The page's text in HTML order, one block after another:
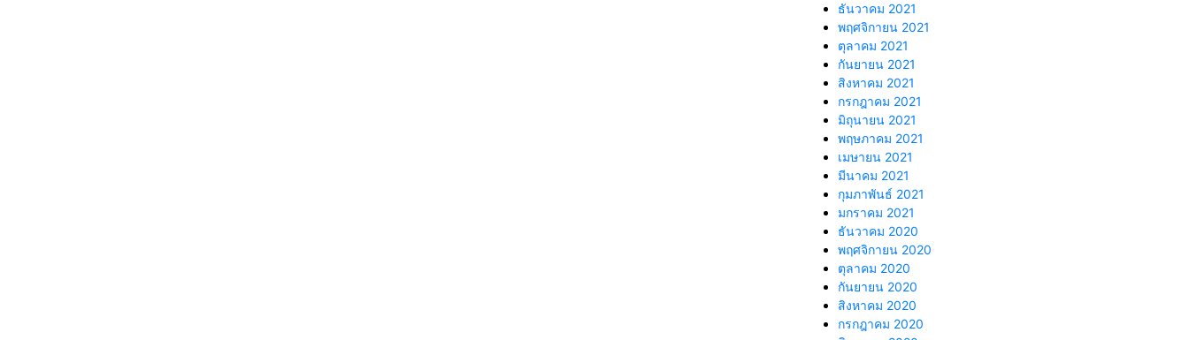
ธันวาคม 2021
พฤศจิกายน 2021
ตุลาคม 2021
กันยายน 2021
สิงหาคม 2021
กรกฎาคม 2021
มิถุนายน 2021
พฤษภาคม 2021
เมษายน 2021
มีนาคม 2021
กุมภาพันธ์ 2021
มกราคม 2021
ธันวาคม 2020
พฤศจิกายน 2020
ตุลาคม 2020
กันยายน 2020
สิงหาคม 2020
กรกฎาคม 2020